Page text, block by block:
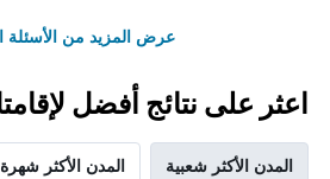
عرض المزيد من الأسئلة
اعثر على نتائج أفضل
المدن الأكثر شعبية المدن الأكثر شهرة